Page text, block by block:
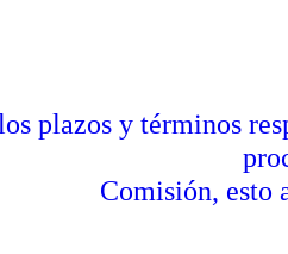
plazos y términos
Comisión, esto